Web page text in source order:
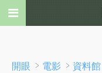
開眼 ﹥ 電影 ﹥ 資料館